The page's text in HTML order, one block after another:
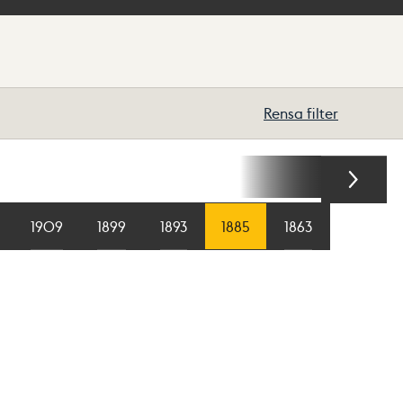
Rensa filter
1909 1899 1893 1885 1863
1909 1899 1893 1885 1863